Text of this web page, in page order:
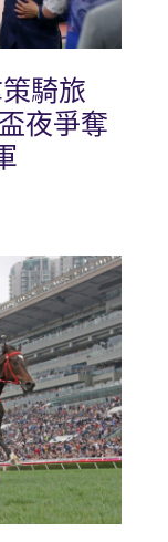
騎旅
夜爭奪